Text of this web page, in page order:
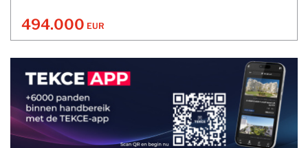
494.000 EUR